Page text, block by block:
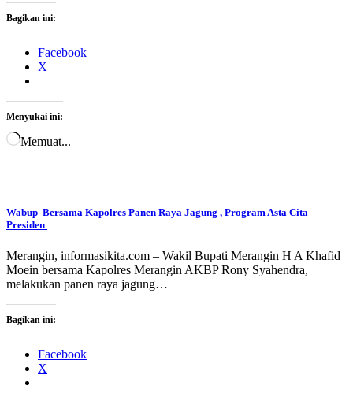
Bagikan ini:
Facebook
X
Menyukai ini:
Memuat...
Wabup Bersama Kapolres Panen Raya Jagung , Program Asta Cita
Presiden
Merangin, informasikita.com – Wakil Bupati Merangin H A Khafid
Moein bersama Kapolres Merangin AKBP Rony Syahendra,
melakukan panen raya jagung…
Bagikan ini:
Facebook
X